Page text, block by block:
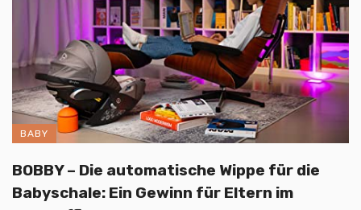
BABY
BOBBY – Die automatische Wippe für die
Babyschale: Ein Gewinn für Eltern im